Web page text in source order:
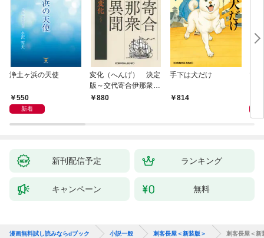
浄土ヶ浜の天使
550
新着
変化（へんげ） 決定
版～交代寄合伊那衆異
聞（1）～
880
手下は犬だけ
814
新刊配信予定 ランキング
キャンペーン 無料
漫画無料試し読みならdブック 小説一般 刺客長屋＜新装版＞ 刺客長屋＜新